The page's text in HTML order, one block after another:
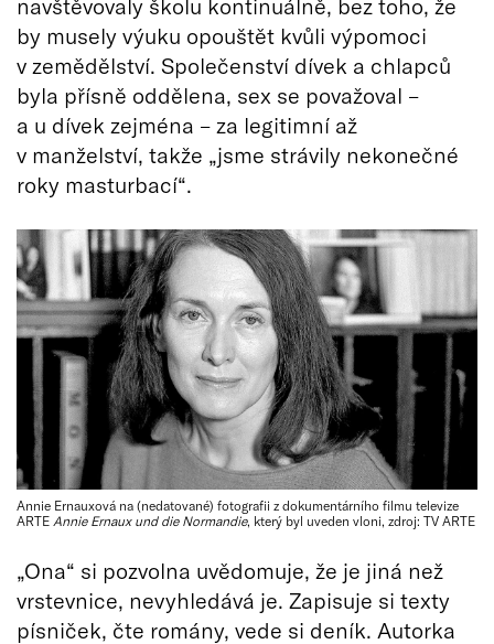
navštěvovaly školu kontinuálně, bez toho, že
by musely výuku opouštět kvůli výpomoci
v zemědělství. Společenství dívek a chlapců
byla přísně oddělena, sex se považoval –
a u dívek zejména – za legitimní až
v manželství, takže „jsme strávily nekonečné
roky masturbací“.
Annie Ernauxová na (nedatované) fotografii z dokumentárního filmu televize
ARTE Annie Ernaux und die Normandie, který byl uveden vloni, zdroj: TV ARTE
„Ona“ si pozvolna uvědomuje, že je jiná než
vrstevnice, nevyhledává je. Zapisuje si texty
písniček, čte romány, vede si deník. Autorka